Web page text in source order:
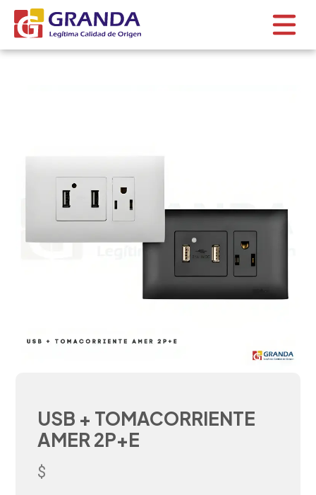
USB + TOMACORRIENTE
AMER 2P+E
$